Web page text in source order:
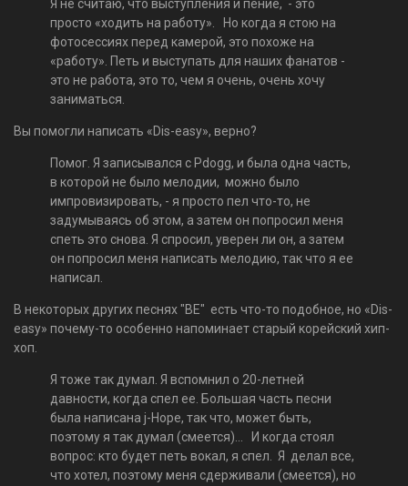
Я не считаю, что выступления и пение, - это
просто «ходить на работу». Но когда я стою на
фотосессиях перед камерой, это похоже на
«работу». Петь и выступать для наших фанатов -
это не работа, это то, чем я очень, очень хочу
заниматься.
Вы помогли написать «Dis-easy», верно?
Помог. Я записывался с Pdogg, и была одна часть,
в которой не было мелодии, можно было
импровизировать, - я просто пел что-то, не
задумываясь об этом, а затем он попросил меня
спеть это снова. Я спросил, уверен ли он, а затем
он попросил меня написать мелодию, так что я ее
написал.
В некоторых других песнях "BE" есть что-то подобное, но «Dis-
easy» почему-то особенно напоминает старый корейский хип-
хоп.
Я тоже так думал. Я вспомнил о 20-летней
давности, когда спел ее. Большая часть песни
была написана j-Hope, так что, может быть,
поэтому я так думал (смеется)... И когда стоял
вопрос: кто будет петь вокал, я спел. Я делал все,
что хотел, поэтому меня сдерживали (смеется), но